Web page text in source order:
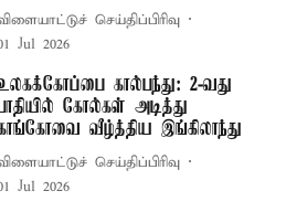
செய்திப்பிரிவு
Jul 2026
கால்பந்து: 2-வது
கோல்கள் அடித்து
வீழ்த்திய இங்கிலாந்து
செய்திப்பிரிவு
Jul 2026